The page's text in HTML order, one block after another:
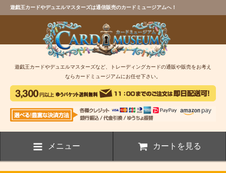
遊戯王カードやデュエルマスターズは通信販売のカードミュージアムへ！
遊戯王カードやデュエルマスターズなど、トレーディングカードの通販や販売をお考え
ならカードミュージアムにお任せ下さい。
メニュー カートを見る